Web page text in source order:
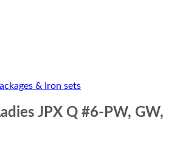
& Iron sets
JPX Q #6-PW, GW,